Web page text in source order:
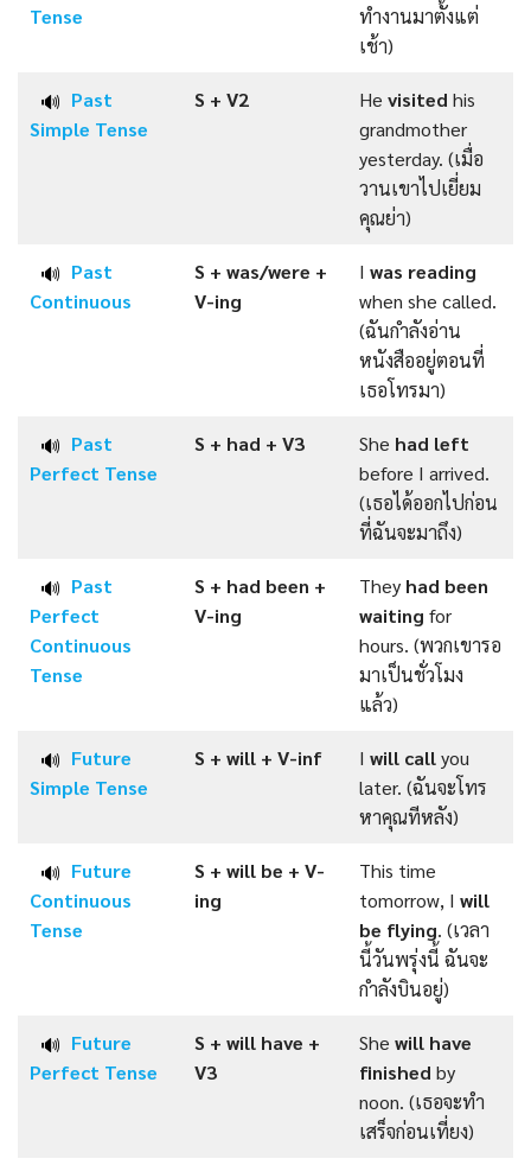
Tense
ทำงานมาตั้งแต่
เช้า)
🔊 Past
Simple Tense
S + V2 He visited his
grandmother
yesterday. (เมื่อ
วานเขาไปเยี่ยม
คุณย่า)
🔊 Past
Continuous
S + was/were +
V-ing
I was reading
when she called.
(ฉันกำลังอ่าน
หนังสืออยู่ตอนที่
เธอโทรมา)
🔊 Past
Perfect Tense
S + had + V3 She had left
before I arrived.
(เธอได้ออกไปก่อน
ที่ฉันจะมาถึง)
🔊 Past
Perfect
Continuous
Tense
S + had been +
V-ing
They had been
waiting for
hours. (พวกเขารอ
มาเป็นชั่วโมง
แล้ว)
🔊 Future
Simple Tense
S + will + V-inf I will callyou
later. (ฉันจะโทร
หาคุณทีหลัง)
🔊 Future
Continuous
Tense
S + will be + V-
ing
This time
tomorrow, I will
be flying. (เวลา
นี้วันพรุ่งนี้ ฉันจะ
กำลังบินอยู่)
🔊 Future
Perfect Tense
S + will have +
V3
She will have
finished by
noon. (เธอจะทำ
เสร็จก่อนเที่ยง)